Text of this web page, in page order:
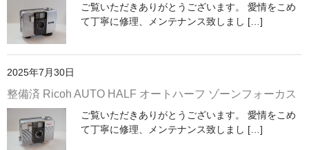
修理受付
返品規定
配送料金
お支払い
ご覧いただきありがとうございます。 愛情をこめ
て丁寧に修理、メンテナンス致しまし […]
2025年7月30日
整備済 Ricoh AUTO HALF オートハーフ ゾーンフォーカス
ご覧いただきありがとうございます。 愛情をこめ
て丁寧に修理、メンテナンス致しまし […]